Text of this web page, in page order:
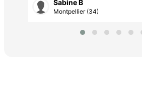
Sabine B
Montpellier (34)